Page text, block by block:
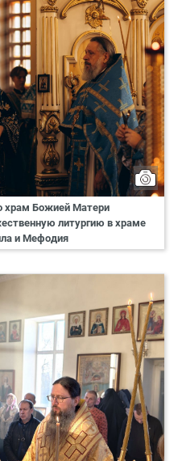
храм Божией Матери
литургию в храме
и Мефодия